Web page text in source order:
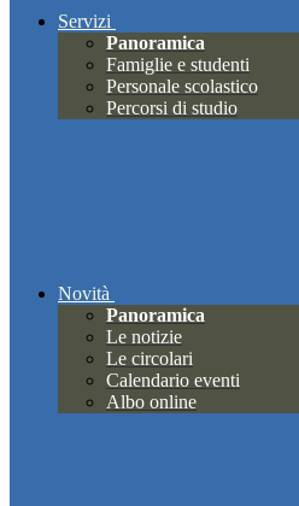
Servizi
Panoramica
Famiglie e studenti
Personale scolastico
Percorsi di studio
Novità
Panoramica
Le notizie
Le circolari
Calendario eventi
Albo online